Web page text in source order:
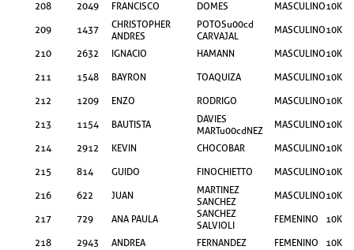
208 2049 FRANCISCO DOMES MASCULINO10KM
209
1437
CHRISTOPHER
ANDRES
POTOSu00cd
CARVAJAL
MASCULINO10KM
210
2632 IGNACIO HAMANN MASCULINO10KM
211
1548 BAYRON TOAQUIZA MASCULINO10KM
212
1209 ENZO RODRIGO MASCULINO10KM
213
1154 BAUTISTA
DAVIES
MARTu00cdNEZ
MASCULINO10KM
214
2912 KEVIN CHOCOBAR MASCULINO10KM
215
814 GUIDO FINOCHIETTO MASCULINO10KM
216
622 JUAN
MARTINEZ
SANCHEZ
MASCULINO10KM
217
729 ANA PAULA
SANCHEZ
SALVIOLI
FEMENINO
10KM
218
2943 ANDREA FERNANDEZ FEMENINO
10KM